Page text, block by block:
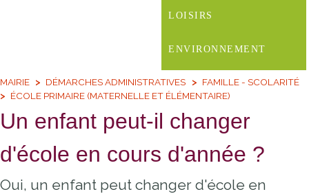
LOISIRS
ENVIRONNEMENT
MAIRIE DÉMARCHES ADMINISTRATIVES
FAMILLE - SCOLARITÉ
ÉCOLE PRIMAIRE (MATERNELLE ET ÉLÉMENTAIRE)
Un enfant peut-il changer
d'école en cours d'année ?
Oui, un enfant peut changer d'école en